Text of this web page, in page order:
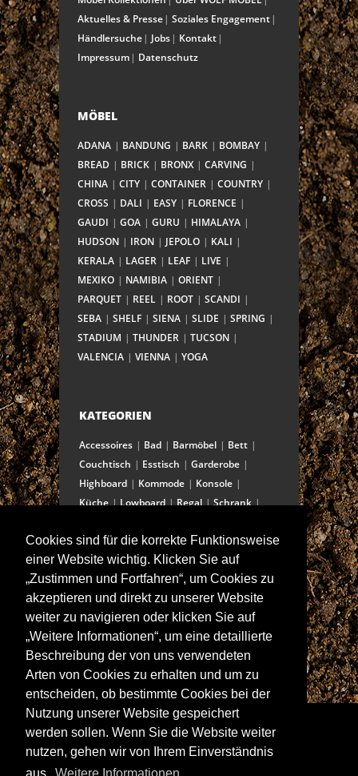
Cookies sind für die korrekte Funktionsweise
einer Website wichtig. Klicken Sie auf
„Zustimmen und Fortfahren“, um Cookies zu
akzeptieren und direkt zu unserer Website
weiter zu navigieren oder klicken Sie auf
„Weitere Informationen“, um eine detaillierte
Beschreibung der von uns verwendeten
Arten von Cookies zu erhalten und um zu
entscheiden, ob bestimmte Cookies bei der
Nutzung unserer Website gespeichert
werden sollen. Wenn Sie die Website weiter
nutzen, gehen wir von Ihrem Einverständnis
Aktuelles & Presse
Soziales Engagement
Händlersuche
Jobs
Kontakt
Impressum
Datenschutz
MÖBEL
ADANA BANDUNG BARK
BOMBAY
BREAD
BRICK BRONX
CARVING
CHINA
CITY CONTAINER
COUNTRY
CROSS
DALI EASY
FLORENCE
GAUDI
GOA GURU
HIMALAYA
HUDSON
IRON JEPOLO
KALI
KERALA
LAGER LEAF
LIVE
MEXIKO
NAMIBIA
ORIENT
PARQUET
REEL ROOT
SCANDI
SEBA
SHELF SIENA SLIDE
SPRING
STADIUM
THUNDER
TUCSON
VALENCIA
VIENNA YOGA
KATEGORIEN
Accessoires Bad Barmöbel
Bett
Couchtisch
Esstisch
Garderobe
Highboard
Kommode
Konsole
Küche
Lowboard Regal
Schrank
Stuhl/Bank
Truhe
Vitrine
Wohnwand
ANSCHRIFT
Spitalstraße 15
D-97421 Schweinfurt
Tel +49-9721 60555-60
Fax +49-9721 60555-99
E-Mail: info@wolf-moebel.de